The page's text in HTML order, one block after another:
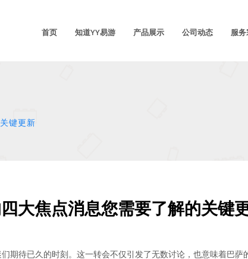
首页 知道YY易游 产品展示 公司动态 服
键更新
大焦点消息您需要了解的关键
期待已久的时刻。这一转会不仅引发了无数讨论，也意味着巴萨